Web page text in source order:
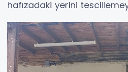
hafızadaki yerini